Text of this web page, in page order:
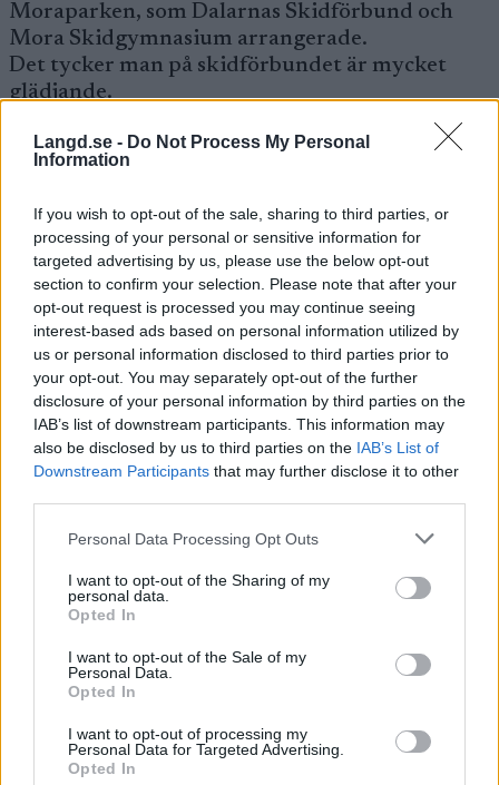
Langd.se - Do Not Process My Personal
Information
If you wish to opt-out of the sale, sharing to third parties, or
processing of your personal or sensitive information for
targeted advertising by us, please use the below opt-out
section to confirm your selection. Please note that after your
opt-out request is processed you may continue seeing
interest-based ads based on personal information utilized by
us or personal information disclosed to third parties prior to
your opt-out. You may separately opt-out of the further
disclosure of your personal information by third parties on the
IAB’s list of downstream participants. This information may
also be disclosed by us to third parties on the IAB’s List of
Downstream Participants that may further disclose it to other
Please note that this website/app uses one or more Google
not limited to your visit or usage behaviour. You may click to
grant or deny consent to Google and its third-party tags to
use your data for below specified purposes in below Google
consent section.
Personal Data Processing Opt Outs
I want to opt-out of the Sharing of my
personal data.
Opted In
I want to opt-out of the Sale of my
Personal Data.
Opted In
I want to opt-out of processing my
Personal Data for Targeted Advertising.
Opted In
Moraparken, som Dalarnas Skidförbund och
Mora Skidgymnasium arrangerade.
Det tycker man på skidförbundet är mycket
glädjande.
Totalt var nästan 200 personer inblandade i
helgens läger, där man bodde klubbvis i stugor i
Moraparken.
och samtidigt arrangerades också en
ungdomsledarutbildning. På programmet stod
både löpning, spänst hinderbanor, lekar och
mycket annat.
Deltagarna fick också information om
Ungdomsvasan 2009 samt praktiska
träningstips och information om skidymnasiet.
Nu fattas bara snön innan säsongen drar igång.
Intresset verkar det inte vara något fel på.
Prenumerera på vårt nyhetsbrev
Prenumerera